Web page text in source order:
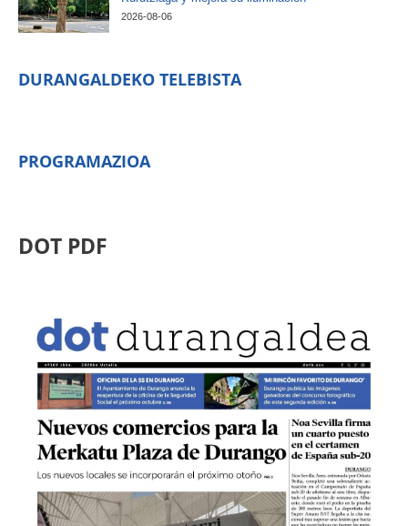
2026-08-06
DURANGALDEKO TELEBISTA
PROGRAMAZIOA
DOT PDF